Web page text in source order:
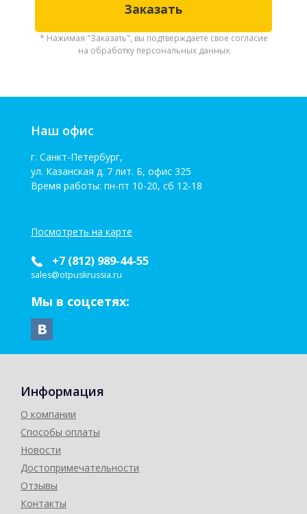
* Нажимая "Заказать", вы подтверждаете свое согласие
на обработку персональных данных
Наш офис
г. Санкт-Петербург,
ул. Казанская д. 7 лит. Б, офис 325
Время работы: пн-пт 10-20, сб 12-18
Посмотреть на карте
+7 (812) 989-44-55
sales@otpuskrussia.ru
Мы в соцсетях:
Информация
О компании
Способы оплаты
Новости
Достопримечательности
Отзывы
Контакты